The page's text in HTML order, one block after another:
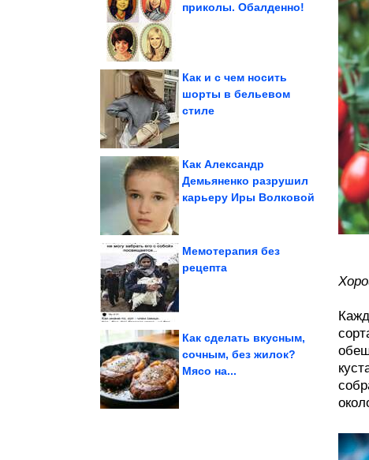
приколы. Обалденно!
Вещи, созданные
Как и с чем носить
шорты в бельевом
стиле
Как Александр
Демьяненко разрушил
карьеру Иры Волковой
Мемотерапия без
рецепта
Как сделать вкусным,
сочным, без жилок?
Мясо на...
вырастают в
неуверенных